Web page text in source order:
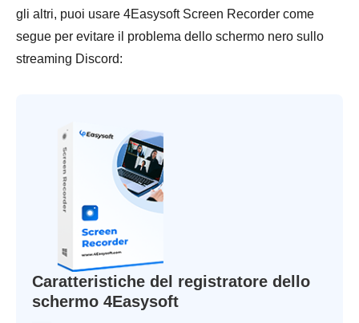
gli altri, puoi usare 4Easysoft Screen Recorder come
segue per evitare il problema dello schermo nero sullo
streaming Discord:
Caratteristiche del registratore dello
schermo 4Easysoft